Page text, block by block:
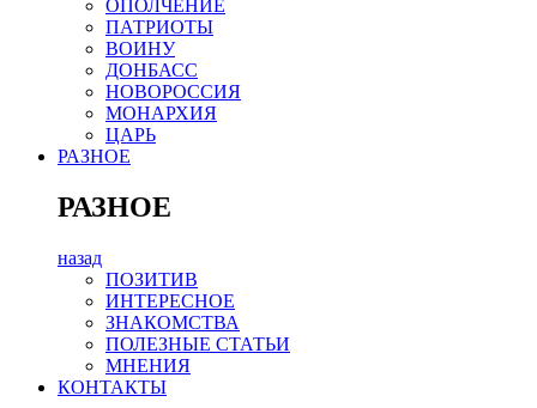
ОПОЛЧЕНИЕ
ПАТРИОТЫ
ВОИНУ
ДОНБАСС
НОВОРОССИЯ
МОНАРХИЯ
ЦАРЬ
РАЗНОЕ
РАЗНОЕ
назад
ПОЗИТИВ
ИНТЕРЕСНОЕ
ЗНАКОМСТВА
ПОЛЕЗНЫЕ СТАТЬИ
МНЕНИЯ
КОНТАКТЫ